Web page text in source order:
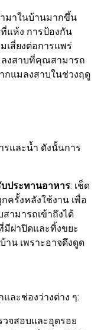
ามาในบ้านมากขึ้น
แห้ง การป้องกัน
เสี่ยงต่อการแพร่
ลงสาบที่คุณสามารถ
กแมลงสาบในช่วงฤดู
รและน้ำ ดังนั้นการ
ประทานอาหาร: เช็ด
ครั้งหลังใช้งาน เพื่อ
ามารถเข้าถึงได้
มีฝาปิดและทิ้งขยะ
าน เพราะอาจดึงดูด
ละช่องว่างต่าง ๆ:
วจสอบและอุดรอย